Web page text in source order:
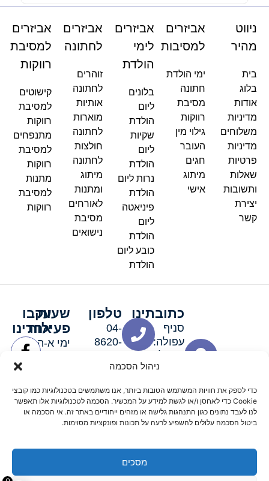
ניהול הסכמה
כדי לספק את חוויות המשתמש הטובות ביותר, אנו משתמשים בטכנולוגיות כמו קובצי
Cookie כדי לאחסן ו/או לגשת למידע על המכשיר. הסכמה לטכנולוגיות אלו תאפשר
לנו לעבד נתונים כגון התנהגות גלישה או מזהים ייחודיים באתר זה. אי הסכמה או
ביטול הסכמה עלולים להשפיע לרעה על תכונות ופונקציות מסוימות.
מסכים
ניווט
מהיר
בית
בלוג
אודות
מדיניות
משלוחים
מדיניות
פרטיות
שאלות
ותשובות
יצירת
קשר
אביזרים
למסיבות
ימי הולדת
חתונה
מסיבת
רווקות
גילוי מין
העובר
חגים
מיתוג
אישי
אביזרים
לימי
הולדת
בלונים
ליום
הולדת
שקיות
ליום
הולדת
נרות ליום
הולדת
פיניאטה
ליום
הולדת
כובע ליום
הולדת
אביזרים
לחתונה
זוהרים
לחתונה
אותיות
מוארות
לחתונה
חולצות
לחתונה
מיתוג
ומתנות
לאורחים
מסיבת
נישואים
אביזרים
למסיבת
רווקות
קישוטים
למסיבת
רווקות
מתנפחים
למסיבת
רווקות
מתנות
למסיבת
רווקות
כתובתינו
סניף
עפולה:
סניף מגדל
האלה 19
טלפון
04-
8620-
שעות
פעילות
ימי א-ה:
ימי שישי
וערבי חג:
8:30-
15:00
עקבו
אחרינו